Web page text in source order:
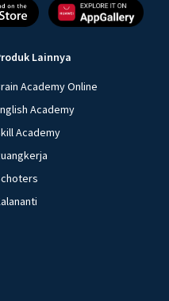
Lainnya
Academy Online
Academy
Academy